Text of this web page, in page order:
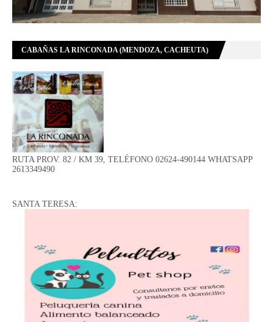
CABAÑAS LA RINCONADA (MENDOZA, CACHEUTA)
RUTA PROV. 82 / KM 39, TELÉFONO 02624-490144 WHATSAPP
2613349490
SANTA TERESA: